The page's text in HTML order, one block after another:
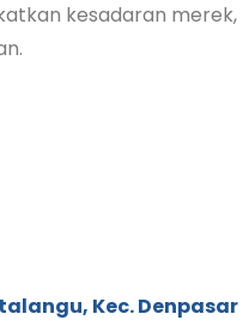
kesadaran
Kec.